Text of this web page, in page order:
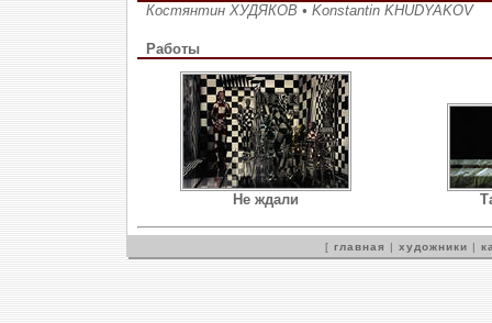
Костянтин ХУДЯКОВ • Konstantin KHUDYAKOV
Работы
Не ждали
[ главная | художники |